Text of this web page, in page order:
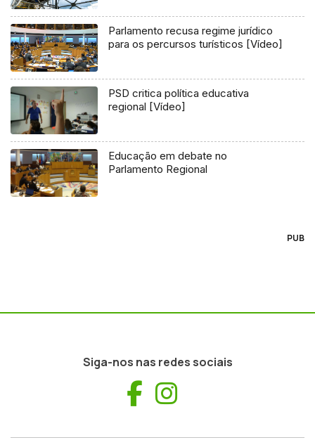
Parlamento recusa regime jurídico
para os percursos turísticos [Vídeo]
PSD critica política educativa
regional [Vídeo]
Educação em debate no
Parlamento Regional
PUB
Siga-nos nas redes sociais
Facebook